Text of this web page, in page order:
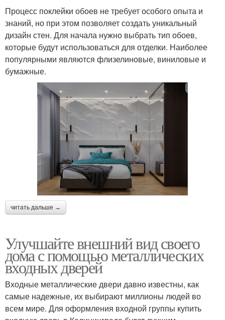
Процесс поклейки обоев не требует особого опыта и
знаний, но при этом позволяет создать уникальный
дизайн стен. Для начала нужно выбрать тип обоев,
которые будут использоваться для отделки. Наиболее
популярными являются флизелиновые, виниловые и
бумажные.
читать дальше →
Улучшайте внешний вид своего
дома с помощью металлических
входных дверей
Входные металлические двери давно известны, как
самые надежные, их выбирают миллионы людей во
всем мире. Для оформления входной группы купить